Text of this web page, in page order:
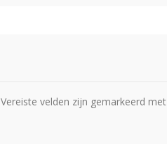
Vereiste velden zijn gemarkeerd met